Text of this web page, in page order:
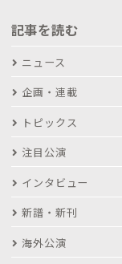
記事を読む
ニュース
企画・連載
トピックス
注目公演
インタビュー
新譜・新刊
海外公演